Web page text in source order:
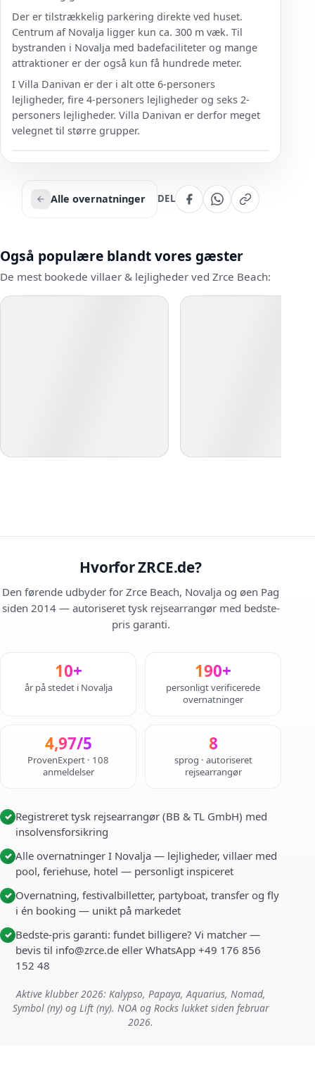
Der er tilstrækkelig parkering direkte ved huset.
Centrum af Novalja ligger kun ca. 300 m væk. Til
bystranden i Novalja med badefaciliteter og mange
attraktioner er der også kun få hundrede meter.
I Villa Danivan er der i alt otte 6-personers
lejligheder, fire 4-personers lejligheder og seks 2-
personers lejligheder. Villa Danivan er derfor meget
velegnet til større grupper.
Alle overnatninger DEL
Også populære blandt vores gæster
De mest bookede villaer & lejligheder ved Zrce Beach:
Hvorfor ZRCE.de?
Den førende udbyder for Zrce Beach, Novalja og øen Pag
siden 2014 — autoriseret tysk rejsearrangør med bedste-
pris garanti.
10+
år på stedet i Novalja
190+
personligt verificerede
overnatninger
4,97/5
ProvenExpert · 108
anmeldelser
8
sprog · autoriseret
rejsearrangør
✓ Registreret tysk rejsearrangør (BB & TL GmbH) med
insolvensforsikring
✓ Alle overnatninger I Novalja — lejligheder, villaer med
pool, feriehuse, hotel — personligt inspiceret
✓ Overnatning, festivalbilletter, partyboat, transfer og fly
i én booking — unikt på markedet
✓ Bedste-pris garanti: fundet billigere? Vi matcher —
bevis til info@zrce.de eller WhatsApp +49 176 856
152 48
Aktive klubber 2026: Kalypso, Papaya, Aquarius, Nomad,
Symbol (ny) og Lift (ny). NOA og Rocks lukket siden februar
2026.